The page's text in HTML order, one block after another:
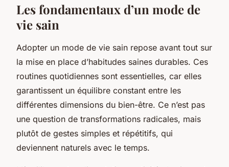
Les fondamentaux d’un mode de
vie sain
Adopter un mode de vie sain repose avant tout sur
la mise en place d’habitudes saines durables. Ces
routines quotidiennes sont essentielles, car elles
garantissent un équilibre constant entre les
différentes dimensions du bien-être. Ce n’est pas
une question de transformations radicales, mais
plutôt de gestes simples et répétitifs, qui
deviennent naturels avec le temps.